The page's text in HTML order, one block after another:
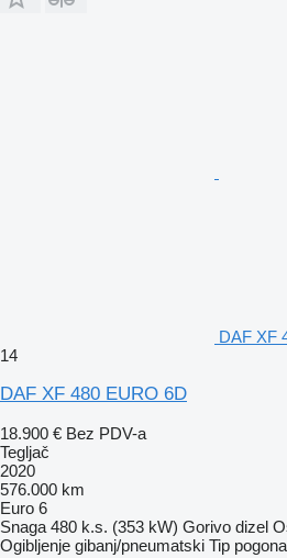
DAF XF
14
DAF XF 480 EURO 6D
18.900 € Bez PDV-a
Tegljač
2020
576.000 km
Euro 6
Snaga 480 k.s. (353 kW) Gorivo dizel
Ogibljenje gibanj/pneumatski Tip pogona